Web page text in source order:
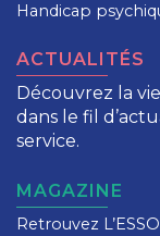
Handicap
ACTUALITÉS
Découvrez la
dans le fil
service.
MAGAZINE
Retrouvez